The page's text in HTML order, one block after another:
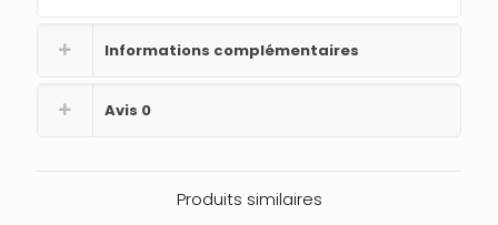
Informations complémentaires
Avis 0
Produits similaires